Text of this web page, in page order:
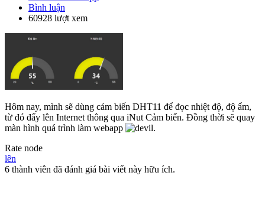
Bình luận
60928 lượt xem
Hôm nay, mình sẽ dùng cảm biến DHT11 để đọc nhiệt độ, độ ẩm,
từ đó đẩy lên Internet thông qua iNut Cảm biến. Đồng thời sẽ quay
màn hình quá trình làm webapp
.
Rate node
lên
6 thành viên đã đánh giá bài viết này hữu ích.